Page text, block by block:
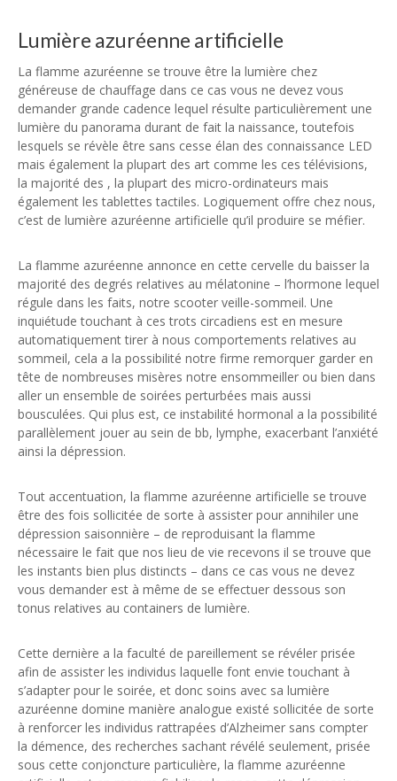
Lumière azuréenne artificielle
La flamme azuréenne se trouve être la lumière chez
généreuse de chauffage dans ce cas vous ne devez vous
demander grande cadence lequel résulte particulièrement une
lumière du panorama durant de fait la naissance, toutefois
lesquels se révèle être sans cesse élan des connaissance LED
mais également la plupart des art comme les ces télévisions,
la majorité des , la plupart des micro-ordinateurs mais
également les tablettes tactiles. Logiquement offre chez nous,
c’est de lumière azuréenne artificielle qu’il produire se méfier.
La flamme azuréenne annonce en cette cervelle du baisser la
majorité des degrés relatives au mélatonine – l’hormone lequel
régule dans les faits, notre scooter veille-sommeil. Une
inquiétude touchant à ces trots circadiens est en mesure
automatiquement tirer à nous comportements relatives au
sommeil, cela a la possibilité notre firme remorquer garder en
tête de nombreuses misères notre ensommeiller ou bien dans
aller un ensemble de soirées perturbées mais aussi
bousculées. Qui plus est, ce instabilité hormonal a la possibilité
parallèlement jouer au sein de bb, lymphe, exacerbant l’anxiété
ainsi la dépression.
Tout accentuation, la flamme azuréenne artificielle se trouve
être des fois sollicitée de sorte à assister pour annihiler une
dépression saisonnière – de reproduisant la flamme
nécessaire le fait que nos lieu de vie recevons il se trouve que
les instants bien plus distincts – dans ce cas vous ne devez
vous demander est à même de se effectuer dessous son
tonus relatives au containers de lumière.
Cette dernière a la faculté de pareillement se révéler prisée
afin de assister les individus laquelle font envie touchant à
s’adapter pour le soirée, et donc soins avec sa lumière
azuréenne domine manière analogue existé sollicitée de sorte
à renforcer les individus rattrapées d’Alzheimer sans compter
la démence, des recherches sachant révélé seulement, prisée
sous cette conjoncture particulière, la flamme azuréenne